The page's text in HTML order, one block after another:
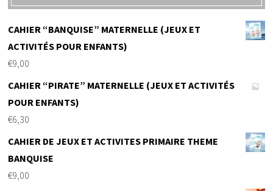
CAHIER “BANQUISE” MATERNELLE (JEUX ET
ACTIVITÉS POUR ENFANTS)
€9,00
CAHIER “PIRATE” MATERNELLE (JEUX ET ACTIVITÉS
POUR ENFANTS)
€6,30
CAHIER DE JEUX ET ACTIVITES PRIMAIRE THEME
BANQUISE
€9,00